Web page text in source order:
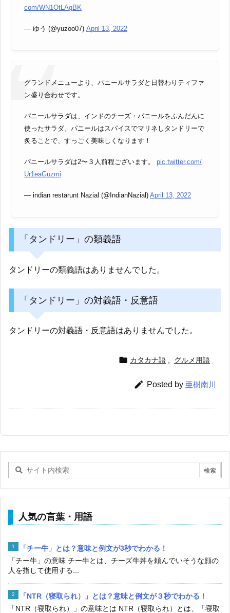
com/WN1OtLAgBK
— ゆう (@yuzoo07) April 13, 2022
グランドメニューより、パニールサラダと日替わりティファ
ン盛り合わせです。
パニールサラダは、インドのチーズ・パニールをふんだんに
使ったサラダ。パニールはスパイスでマリネしタンドリーで
炙ることで、すっごく美味しくなります！
パニールサラダは2〜３人前程ございます。 pic.twitter.com/
Ur1eaGuzmi
— indian restarunt Nazial (@IndianNazial) April 13, 2022
「タンドリー」の類義語
タンドリーの類義語はありませんでした。
「タンドリー」の対義語・反意語
タンドリーの対義語・反意語はありませんでした。
 カタカナ語 , グルメ用語
 Posted by 亜樹南川
人気の言葉・用語
「チー牛」とは？意味と例文が3秒でわかる！
「チー牛」の意味 チー牛とは、チーズ牛丼を頼んでいそうな顔の
人を指して使用する...
「NTR（寝取られ）」とは？意味と例文が３秒でわかる！
「NTR（寝取られ）」の意味とは NTR（寝取られ）とは、「寝取